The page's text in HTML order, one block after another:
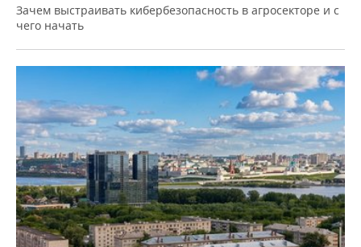
Зачем выстраивать кибербезопасность в агросекторе и с
чего начать